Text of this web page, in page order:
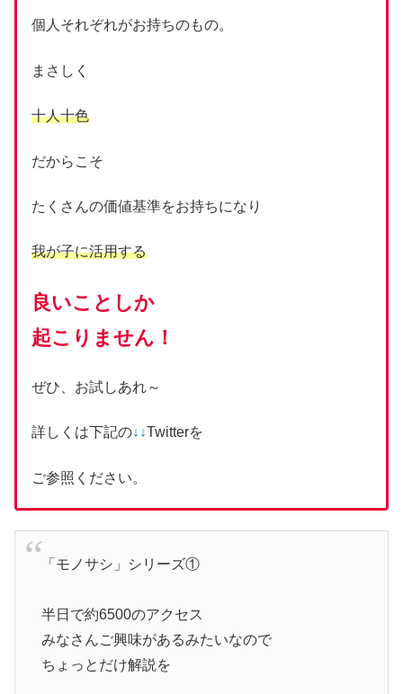
個人それぞれがお持ちのもの。
まさしく
十人十色
だからこそ
たくさんの価値基準をお持ちになり
我が子に活用する
良いことしか
起こりません！
ぜひ、お試しあれ～
詳しくは下記の↓↓Twitterを
ご参照ください。
「モノサシ」シリーズ①
半日で約6500のアクセス
みなさんご興味があるみたいなので
ちょっとだけ解説を